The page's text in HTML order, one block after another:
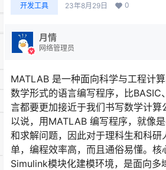
开发工具 23年8月29日 0
月情
网络管理员
MATLAB 是一种面向科学与工程计
数学形式的语言编写程序，比BASIC
言都要更加接近于我们书写数学计算
以说，用MATLAB 编写程序，就像
和求解问题，因此对于理科生和科研
单，编程效率高，而且通俗易懂。核
Simulink模块化建模环境，是面向多